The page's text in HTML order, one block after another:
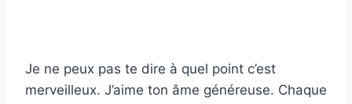
Je ne peux pas te dire à quel point c’est
merveilleux. J’aime ton âme généreuse. Chaque